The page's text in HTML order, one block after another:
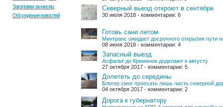
Заголовки за месяц
Обсуждения новостей
Северный выезд откроют в сентябре
30 июля 2018 - комментарии: 6
Готовь сани летом
Минтранс ожидает досрочного открытия пути
08 июня 2018 - комментарии: 4
Запасный выезд
Асфальт до Кременок доделают к августу
27 октября 2017 - комментарии: 5
Долететь до середины
Блогер смог проехать лишь часть северной
04 октября 2017 - комментарии: 2
Дорога к губернатору